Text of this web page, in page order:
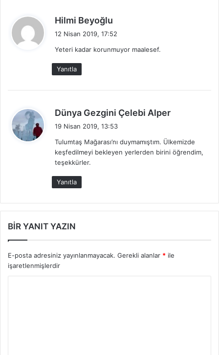
gerçekten üzücü bir tablo. (Mağara ile ilgili bilgiler)
Fotoğrafları
Hilmi Beyoğlu
i
12 Nisan 2019, 17:52
Yeteri kadar korunmuyor maalesef.
Yanıtla
Dünya Gezgini Çelebi Alper
i
k
19 Nisan 2019, 13:53
Tulumtaş Mağarası’nı duymamıştım. Ülkemizde
keşfedilmeyi bekleyen yerlerden birini öğrendim,
teşekkürler.
Yanıtla
BIR YANIT YAZIN
E-posta adresiniz yayınlanmayacak. Gerekli alanlar * ile
işaretlenmişlerdir